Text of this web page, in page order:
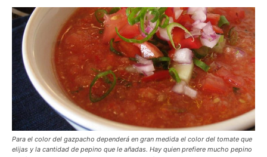
Para el color del gazpacho dependerá en gran medida el color del tomate que
elijas y la cantidad de pepino que le añadas. Hay quien prefiere mucho pepino